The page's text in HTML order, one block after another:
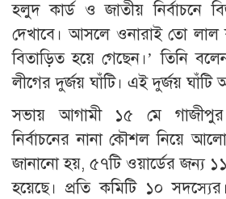
হলুদ কার্ড ও জাতীয় নির্বাচনে
দেখাবে। আসলে ওনারাই তো লাল
বিতাড়িত হয়ে গেছেন।’ তিনি
লীগের দুর্জয় ঘাঁটি। এই দুর্জয় ঘাঁটি
সভায় আগামী ১৫ মে
নির্বাচনের নানা কৌশল নিয়ে
জানানো হয়, ৫৭টি ওয়ার্ডের জন্য
হয়েছে। প্রতি কমিটি ১০